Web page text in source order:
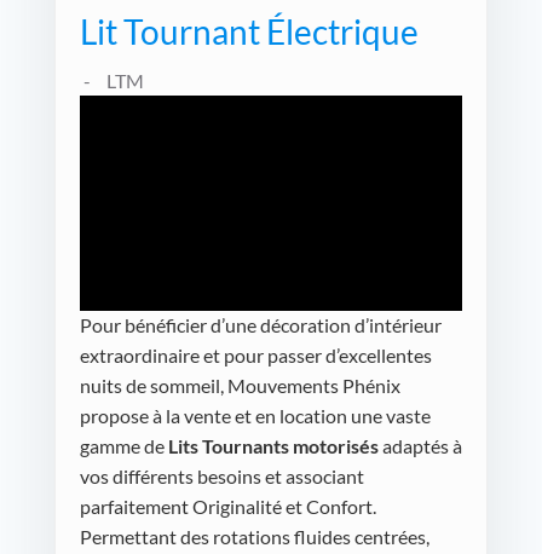
Lit Tournant Électrique
LTM
Pour bénéficier d’une décoration d’intérieur
extraordinaire et pour passer d’excellentes
nuits de sommeil, Mouvements Phénix
propose à la vente et en location une vaste
gamme de Lits Tournants motorisésadaptés à
vos différents besoins et associant
parfaitement Originalité et Confort.
Permettant des rotations fluides centrées,